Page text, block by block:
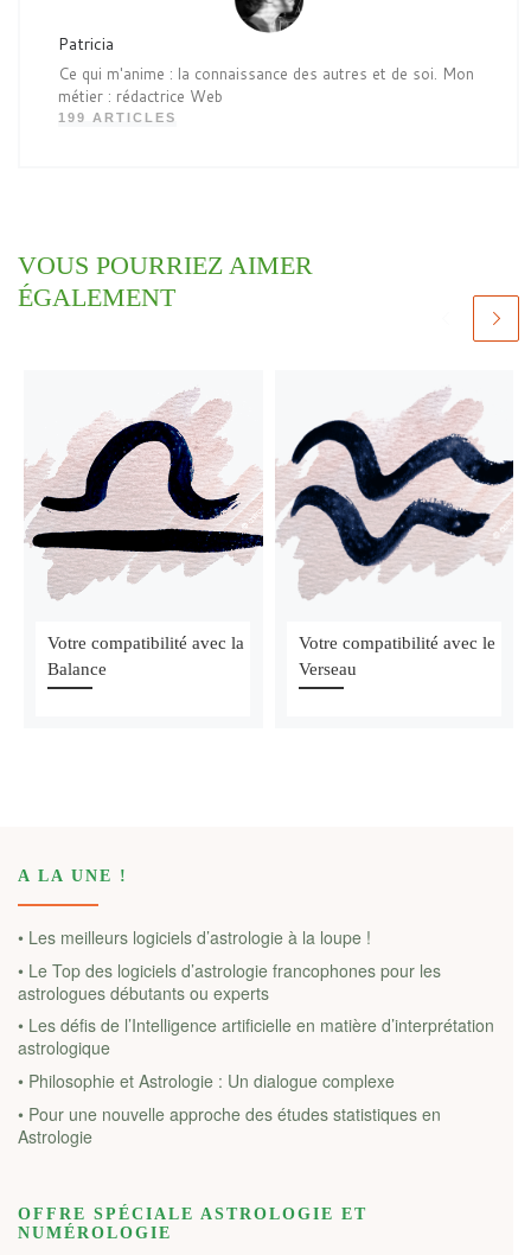
Patricia
Ce qui m'anime : la connaissance des autres et de soi. Mon
métier : rédactrice Web
199 ARTICLES
VOUS POURRIEZ AIMER
ÉGALEMENT
Votre compatibilité avec la
Balance
Votre compatibilité avec le
Verseau
A LA UNE !
• Les meilleurs logiciels d’astrologie à la loupe !
• Le Top des logiciels d’astrologie francophones pour les
astrologues débutants ou experts
• Les défis de l’Intelligence artificielle en matière d’interprétation
astrologique
• Philosophie et Astrologie : Un dialogue complexe
• Pour une nouvelle approche des études statistiques en
Astrologie
OFFRE SPÉCIALE ASTROLOGIE ET
NUMÉROLOGIE